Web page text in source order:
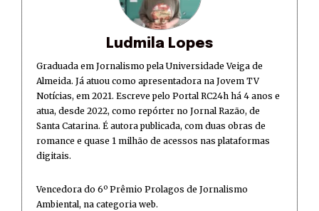
Ludmila Lopes
Graduada em Jornalismo pela Universidade Veiga de
Almeida. Já atuou como apresentadora na Jovem TV
Notícias, em 2021. Escreve pelo Portal RC24h há 4 anos e
atua, desde 2022, como repórter no Jornal Razão, de
Santa Catarina. É autora publicada, com duas obras de
romance e quase 1 milhão de acessos nas plataformas
digitais.
Vencedora do 6º Prêmio Prolagos de Jornalismo
Ambiental, na categoria web.